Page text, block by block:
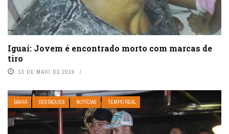
Iguaí: Jovem é encontrado morto com marcas de
tiro
13 DE MAIO DE 2019
BAHIA DESTAQUES NOTÍCIAS TEMPO REAL